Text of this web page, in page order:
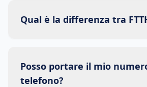
Qual è la differenza tra
Posso portare il mio
telefono?